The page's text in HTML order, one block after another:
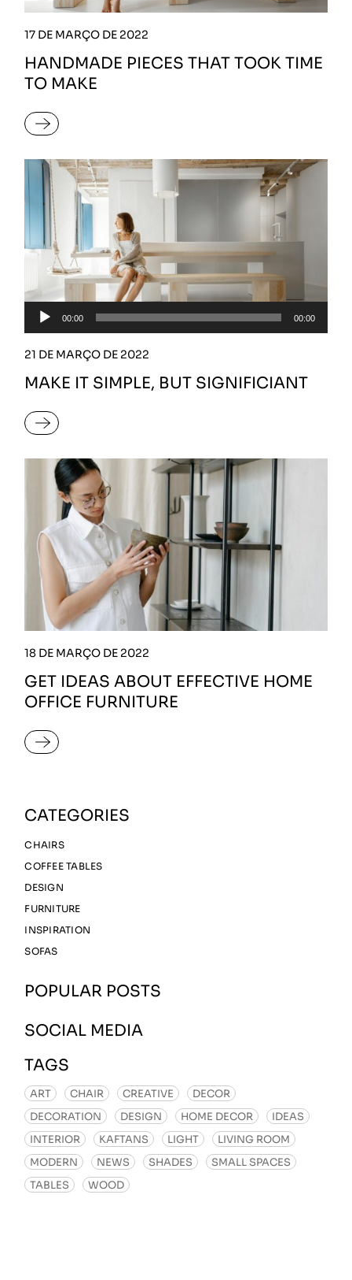
17 DE MARÇO DE 2022
HANDMADE PIECES THAT TOOK TIME
TO MAKE
READ MORE
de
00:00 00:00
21 DE MARÇO DE 2022
MAKE IT SIMPLE, BUT SIGNIFICIANT
READ MORE
18 DE MARÇO DE 2022
GET IDEAS ABOUT EFFECTIVE HOME
OFFICE FURNITURE
READ MORE
CATEGORIES
CHAIRS
COFFEE TABLES
DESIGN
FURNITURE
INSPIRATION
SOFAS
POPULAR POSTS
SOCIAL MEDIA
TAGS
ART CHAIR CREATIVE
DECOR
DECORATION
DESIGN HOME DECOR
IDEAS
INTERIOR
KAFTANS LIGHT
LIVING ROOM
MODERN
NEWS SHADES
SMALL SPACES
TABLES
WOOD